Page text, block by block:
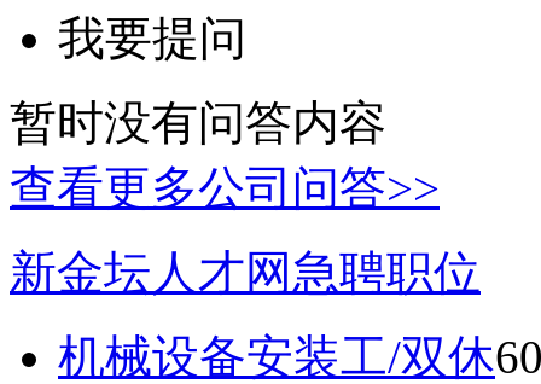
我要提问
暂时没有问答内容
查看更多公司问答>>
新金坛人才网急聘职位
机械设备安装工/双休